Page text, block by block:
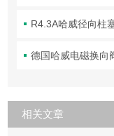
R4.3A哈威径向柱
德国哈威电磁换向
相关文章